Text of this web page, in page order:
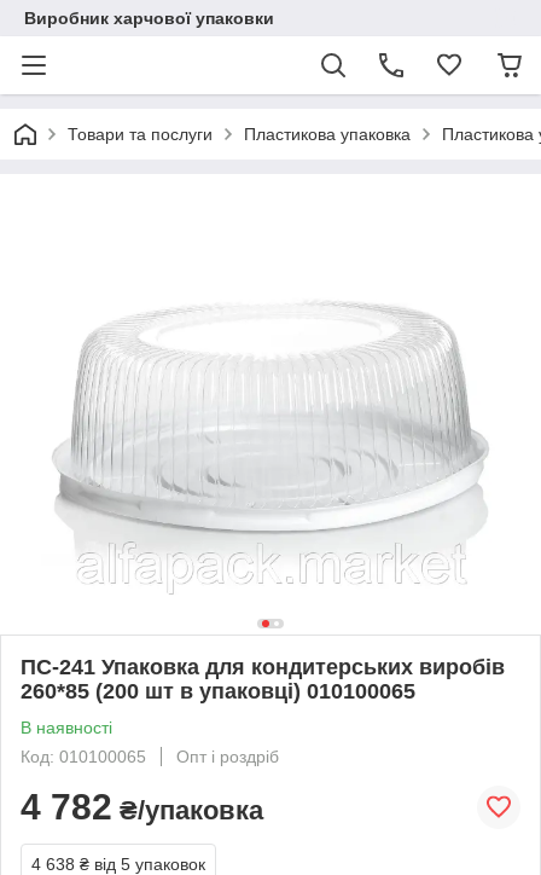
Виробник харчової упаковки
Товари та послуги Пластикова упаковка Пластикова
ПС-241 Упаковка для кондитерських виробів
260*85 (200 шт в упаковці) 010100065
В наявності
Код: 010100065
Опт і роздріб
4 782 ₴/упаковка
4 638 ₴ від 5 упаковок